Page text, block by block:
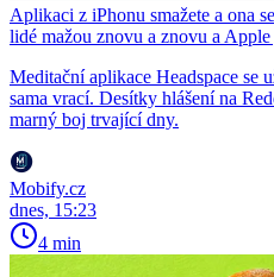
Aplikaci z iPhonu smažete a ona
lidé mažou znovu a znovu a
Meditační aplikace Headspace se
sama vrací. Desítky hlášení na
marný boj trvající dny.
Mobify.cz
dnes, 15:23
4 min